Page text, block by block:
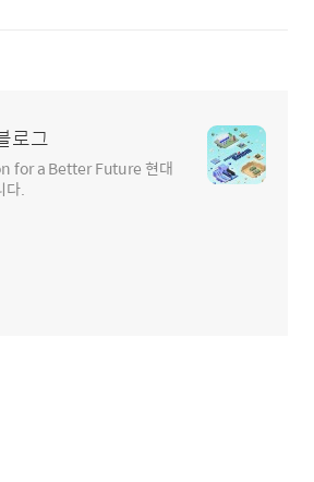
로그
for a Better Future 현대
다.